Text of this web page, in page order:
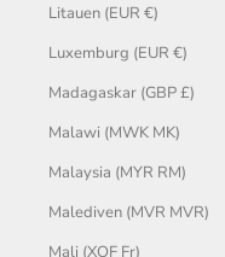
Litauen (EUR €)
Luxemburg (EUR €)
Madagaskar (GBP £)
Malawi (MWK MK)
Malaysia (MYR RM)
Malediven (MVR MVR)
Mali (XOF Fr)